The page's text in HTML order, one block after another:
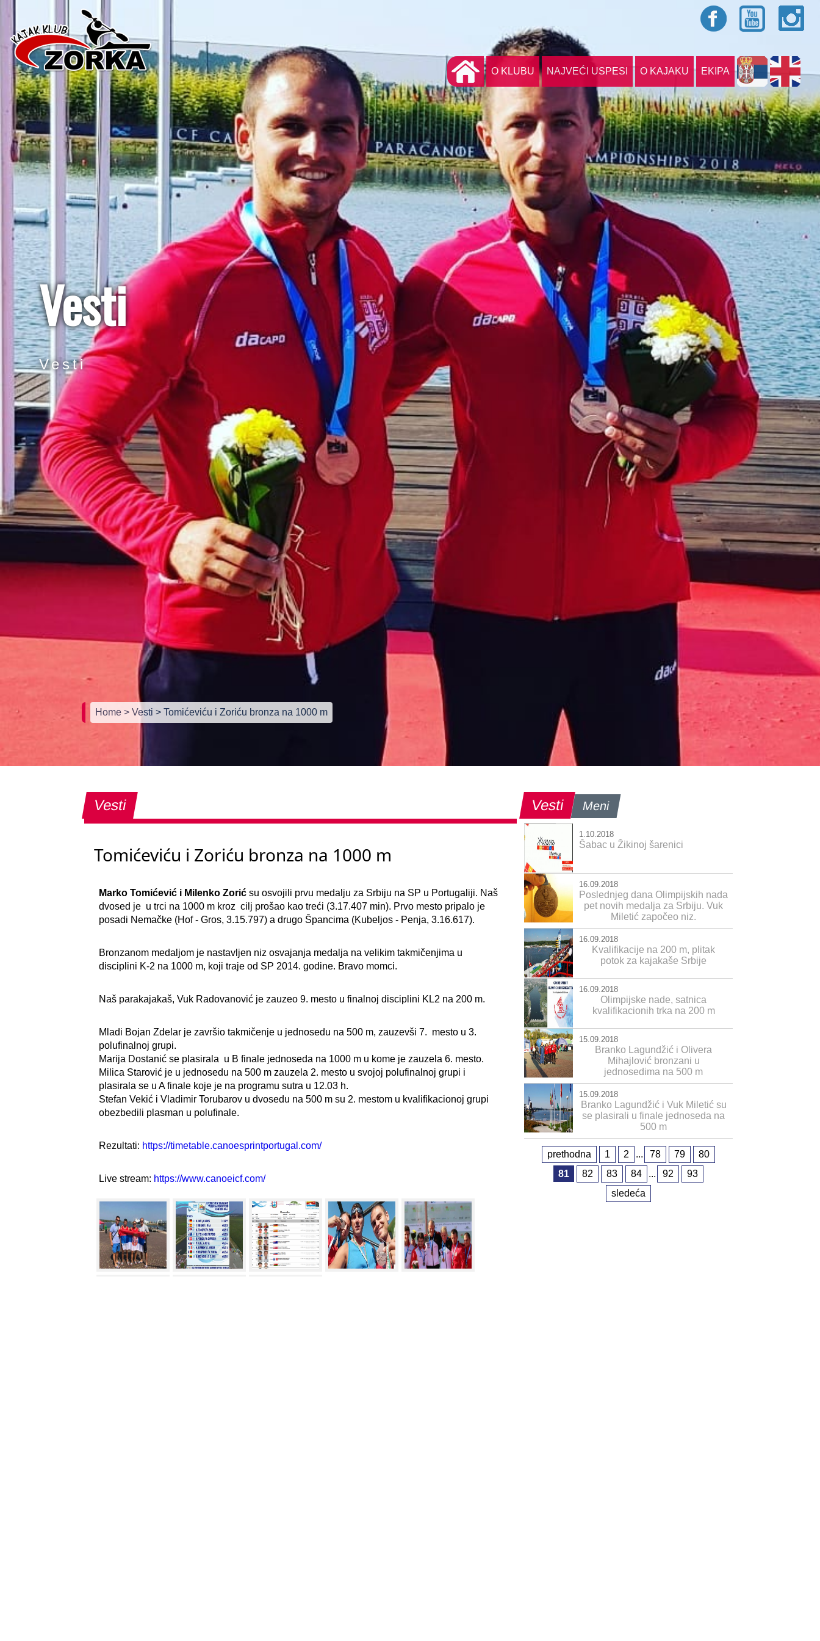
O KLUBU NAJVEĆI USPESI O KAJAKU EKIPA
Vesti
Vesti
Home> Vesti> Tomićeviću i Zoriću bronza na 1000 m
Vesti
Tomićeviću i Zoriću bronza na 1000 m
Marko Tomićević i Milenko Zorić su osvojili prvu medalju za Srbiju na SP u Portugaliji. Naš
dvosed je u trci na 1000 m kroz cilj prošao kao treći (3.17.407 min). Prvo mesto pripalo je
posadi Nemačke (Hof - Gros, 3.15.797) a drugo Špancima (Kubeljos - Penja, 3.16.617).
Bronzanom medaljom je nastavljen niz osvajanja medalja na velikim takmičenjima u
disciplini K-2 na 1000 m, koji traje od SP 2014. godine. Bravo momci.
Naš parakajakaš, Vuk Radovanović je zauzeo 9. mesto u finalnoj disciplini KL2 na 200 m.
Mladi Bojan Zdelar je završio takmičenje u jednosedu na 500 m, zauzevši 7. mesto u 3.
polufinalnoj grupi.
Marija Dostanić se plasirala u B finale jednoseda na 1000 m u kome je zauzela 6. mesto.
Milica Starović je u jednosedu na 500 m zauzela 2. mesto u svojoj polufinalnoj grupi i
plasirala se u A finale koje je na programu sutra u 12.03 h.
Stefan Vekić i Vladimir Torubarov u dvosedu na 500 m su 2. mestom u kvalifikacionoj grupi
obezbedili plasman u polufinale.
Rezultati: https://timetable.canoesprintportugal.com/
Live stream: https://www.canoeicf.com/
Vesti Meni
1.10.2018
Šabac u Žikinoj šarenici
16.09.2018
Poslednjeg dana Olimpijskih nada
pet novih medalja za Srbiju. Vuk
Miletić započeo niz.
16.09.2018
Kvalifikacije na 200 m, plitak
potok za kajakaše Srbije
16.09.2018
Olimpijske nade, satnica
kvalifikacionih trka na 200 m
15.09.2018
Branko Lagundžić i Olivera
Mihajlović bronzani u
jednosedima na 500 m
15.09.2018
Branko Lagundžić i Vuk Miletić su
se plasirali u finale jednoseda na
500 m
prethodna 1 2 ... 78 79
80
81
82 83 84 ... 92
93
sledeća